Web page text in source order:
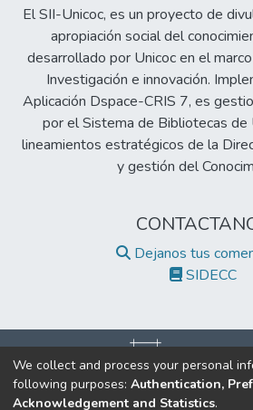
El SII-Unicoc, es un proyecto de
apropiación social del
desarrollado por Unicoc en el
Investigación e innovación.
Aplicación Dspace-CRIS 7, es
por el Sistema de Bibliotecas de
lineamientos estratégicos de la
y gestión del
Dejanos tus
SIDECC
©2017 Todos los derechos
We collect and process your personal
following purposes: Authentication,
Acknowledgement and Statistics.